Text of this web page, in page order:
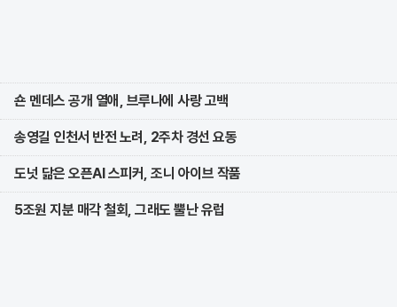
숀 멘데스 공개 열애, 브루나에 사랑 고백
송영길 인천서 반전 노려, 2주차 경선 요동
도넛 닮은 오픈AI 스피커, 조니 아이브 작품
5조원 지분 매각 철회, 그래도 뿔난 유럽